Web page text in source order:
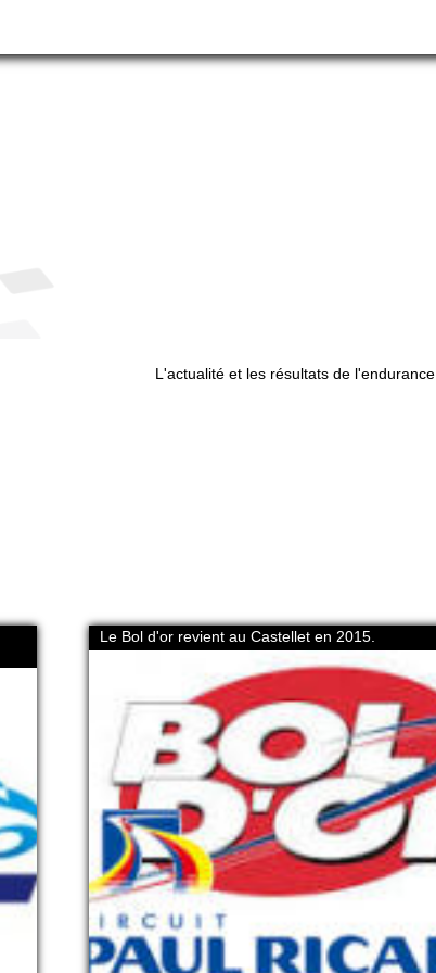
L'actualité et les résultats de l'endurance
Le Bol d'or revient au Castellet en 2015.